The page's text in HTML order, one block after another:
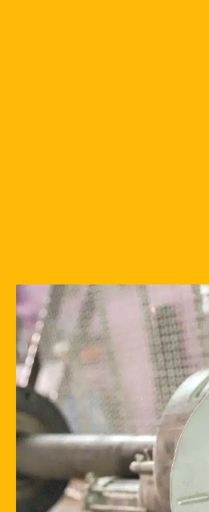
Une question ?
?
ON
Inscrivez votre numéro
dessous et on vous